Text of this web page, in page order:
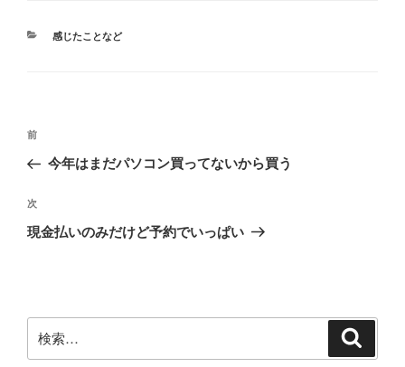
カ
感じたことなど
投
ナ
ビ
ゲ
ン
前
の
稿
前
今年はまだパソコン買ってないから買う
次
の
次
現金払いのみだけど予約でいっぱい
索: